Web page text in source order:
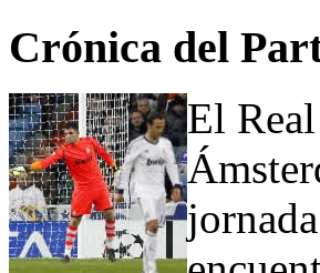
Crónica del
El